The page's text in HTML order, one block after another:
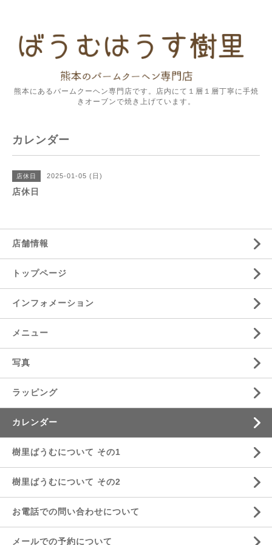
熊本にあるバームクーヘン専門店です。店内にて１層１層丁寧に手焼
きオーブンで焼き上げています。
カレンダー
店休日 2025-01-05 (日)
店休日
店舗情報
トップページ
インフォメーション
メニュー
写真
ラッピング
カレンダー
樹里ばうむについて その1
樹里ばうむについて その2
お電話での問い合わせについて
メールでの予約について